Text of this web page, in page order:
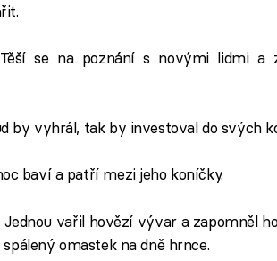
Těší se na poznání s novými lidmi a
by vyhrál, tak by investoval do svých
baví a patří mezi jeho koníčky.
Jednou vařil hovězí vývar a zapomněl
omastek na dně hrnce.